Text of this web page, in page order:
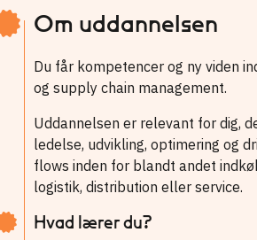
Om uddannelsen
Du får kompetencer og ny viden
og supply chain management.
Uddannelsen er relevant for dig,
ledelse, udvikling, optimering og
flows inden for blandt andet
logistik, distribution eller service.
Hvad lærer du?